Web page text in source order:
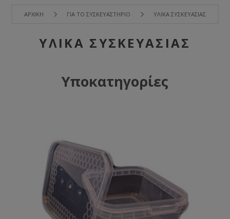
ΑΡΧΙΚΉ ΓΙΑ ΤΟ ΣΥΣΚΕΥΑΣΤΉΡΙΟ ΥΛΙΚΆ ΣΥΣΚΕΥΑΣΊΑΣ
ΥΛΙΚΆ ΣΥΣΚΕΥΑΣΊΑΣ
Υποκατηγορίες